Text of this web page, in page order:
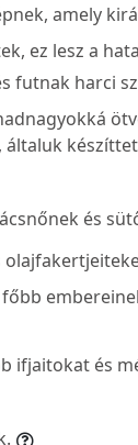
amely
ez lesz a
futnak harci
és
ifjaitokat és